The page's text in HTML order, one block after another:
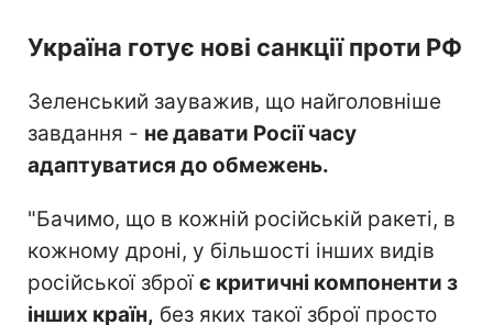
Україна готує нові санкції проти РФ
Зеленський зауважив, що найголовніше
завдання - не давати Росії часу
адаптуватися до обмежень.
"Бачимо, що в кожній російській ракеті, в
кожному дроні, у більшості інших видів
російської зброїє критичні компоненти з
інших країн, без яких такої зброї просто